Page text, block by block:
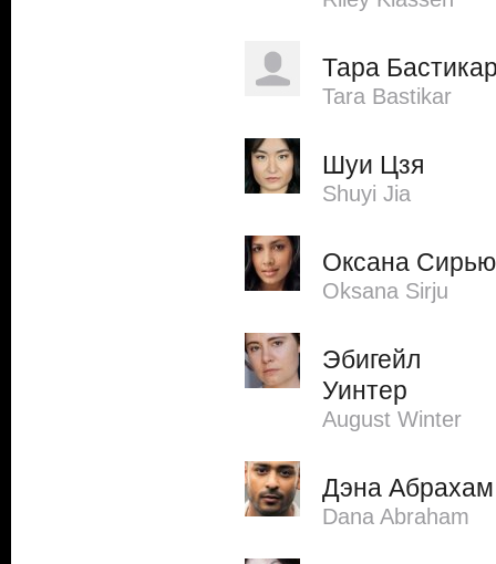
Тара
Tara Bastikar
Шуи Цзя
Shuyi Jia
Оксана Сирью
Oksana Sirju
Эбигейл
Уинтер
August Winter
Дэна Абрахам
Dana Abraham